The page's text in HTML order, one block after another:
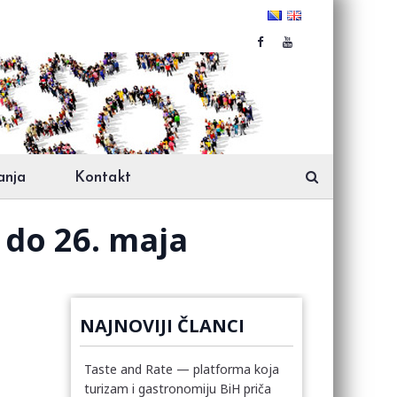
Kontakt
26. maja
NAJNOVIJI ČLANCI
Taste and Rate — platforma koja
turizam i gastronomiju BiH priča